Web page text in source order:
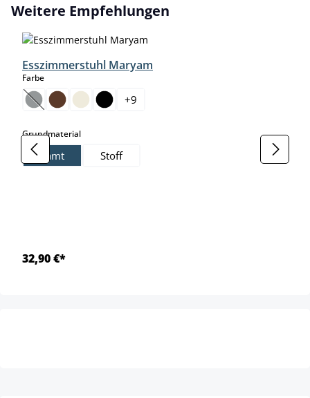
Produktgalerie überspringen
Weitere Empfehlungen
Esszimmerstuhl Maryam
Farbeauswählen
(Diese Option ist zurzeit nicht verfügbar.)
+9
Grundmaterialauswählen
Samt Stoff
32,90 €*